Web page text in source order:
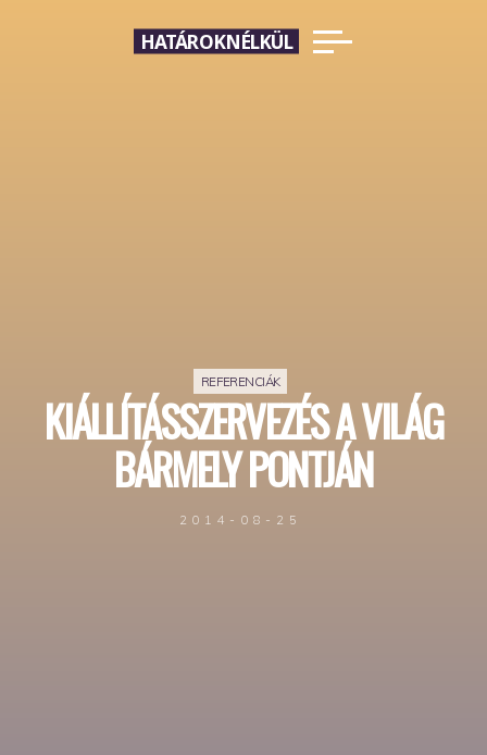
HATÁROKNÉLKÜL
REFERENCIÁK
KIÁLLÍTÁSSZERVEZÉS A VILÁG
BÁRMELY PONTJÁN
2014-08-25